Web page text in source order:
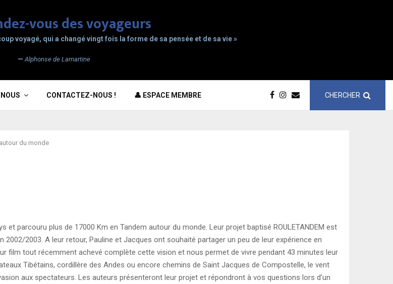
voyagé, qui a changé vingt fois la forme de sa pensée et de sa vie »
— Alphonse de Lamartine
CONTACTEZ-NOUS ! 👤 ESPACE MEMBRE CHERCHER
du monde
et parcouru plus de 17000 Km en Tandem autour du monde. Leur projet baptisé ROULETANDEM est
2003. A leur retour, Pauline et Jacques ont souhaité partager un peu de leur expérience en
film tout récemment achevé complète cette vision et nous permet de vivre pendant 43 minutes leur
Tibétains, cordillère des Andes ou encore chemins de Saint Jacques de Compostelle, le vent
aux spectateurs. Les auteurs présenteront leur projet et répondront à vos questions lors d’un